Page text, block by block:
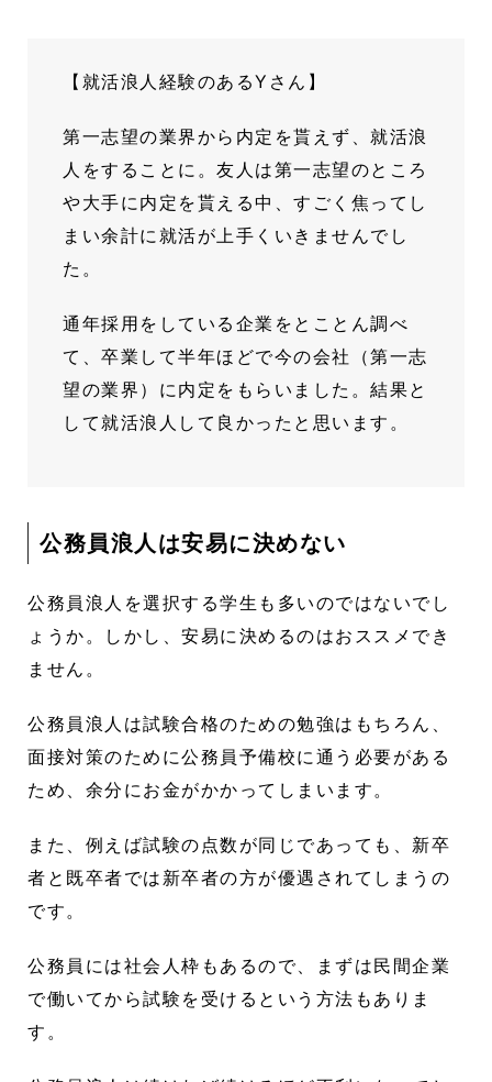
【就活浪人経験のあるYさん】
第一志望の業界から内定を貰えず、就活浪
人をすることに。友人は第一志望のところ
や大手に内定を貰える中、すごく焦ってし
まい余計に就活が上手くいきませんでし
た。
通年採用をしている企業をとことん調べ
て、卒業して半年ほどで今の会社（第一志
望の業界）に内定をもらいました。結果と
して就活浪人して良かったと思います。
公務員浪人は安易に決めない
公務員浪人を選択する学生も多いのではないでし
ょうか。しかし、安易に決めるのはおススメでき
ません。
公務員浪人は試験合格のための勉強はもちろん、
面接対策のために公務員予備校に通う必要がある
ため、余分にお金がかかってしまいます。
また、例えば試験の点数が同じであっても、新卒
者と既卒者では新卒者の方が優遇されてしまうの
です。
公務員には社会人枠もあるので、まずは民間企業
で働いてから試験を受けるという方法もありま
す。